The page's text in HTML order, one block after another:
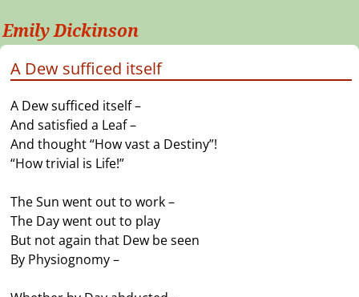
Emily Dickinson
A Dew sufficed itself
A Dew sufficed itself –
And satisfied a Leaf –
And thought “How vast a Destiny”!
“How trivial is Life!”
The Sun went out to work –
The Day went out to play
But not again that Dew be seen
By Physiognomy –